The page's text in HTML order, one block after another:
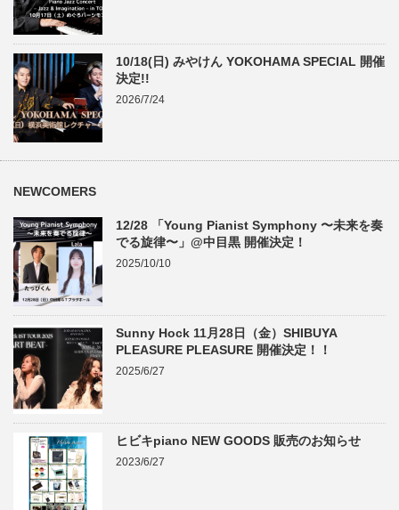
10/18(日) みやけん YOKOHAMA SPECIAL 開催
決定!!
2026/7/24
NEWCOMERS
12/28 「Young Pianist Symphony 〜未来を奏
でる旋律〜」@中目黒 開催決定！
2025/10/10
Sunny Hock 11月28日（金）SHIBUYA
PLEASURE PLEASURE 開催決定！！
2025/6/27
ヒビキpiano NEW GOODS 販売のお知らせ
2023/6/27